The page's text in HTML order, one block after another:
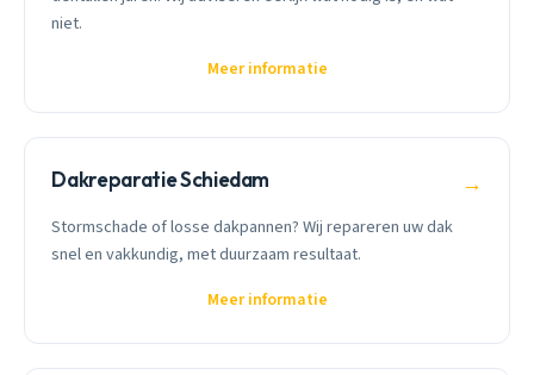
niet.
Meer informatie
Dakreparatie Schiedam →
Stormschade of losse dakpannen? Wij repareren uw dak
snel en vakkundig, met duurzaam resultaat.
Meer informatie